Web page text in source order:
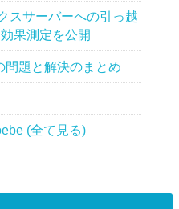
スサーバーへの引っ越
果測定を公開
問題と解決のまとめ
(全て見る)